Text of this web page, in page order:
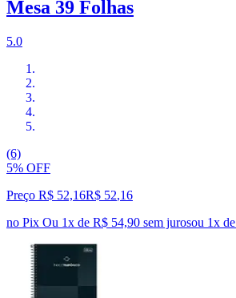
Mesa 39 Folhas
5.0
(6)
5% OFF
Preço R$ 52,16R$ 52,16
no Pix Ou 1x de R$ 54,90 sem jurosou 1x de